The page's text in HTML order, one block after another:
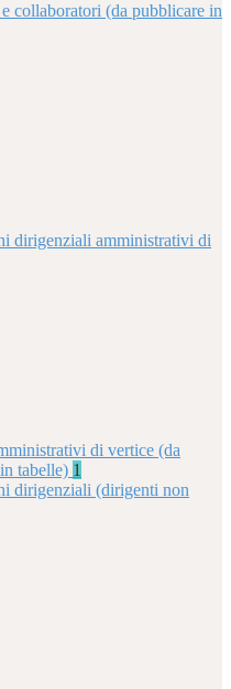
collaboratori (da pubblicare in
dirigenziali amministrativi di
di vertice (da
tabelle) 1
dirigenziali (dirigenti non